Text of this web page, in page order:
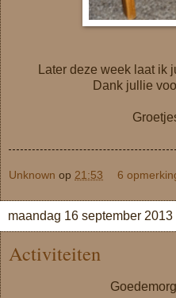
Later deze week laat ik
Dank jullie
Unknown op 21:53 6
maandag 16 september 2013
Activiteiten